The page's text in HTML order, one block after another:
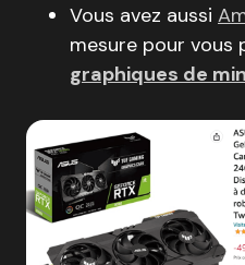
Vous avez aussi
mesure pour vous
graphiques de